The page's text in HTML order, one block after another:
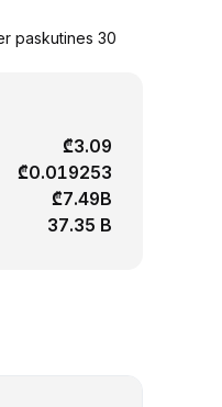
paskutines 30
₾3.09
₾0.019253
₾7.49B
37.35 B